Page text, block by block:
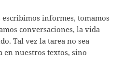
informes, tomamos
conversaciones, la vida
Tal vez la tarea no sea
en nuestros textos, sino